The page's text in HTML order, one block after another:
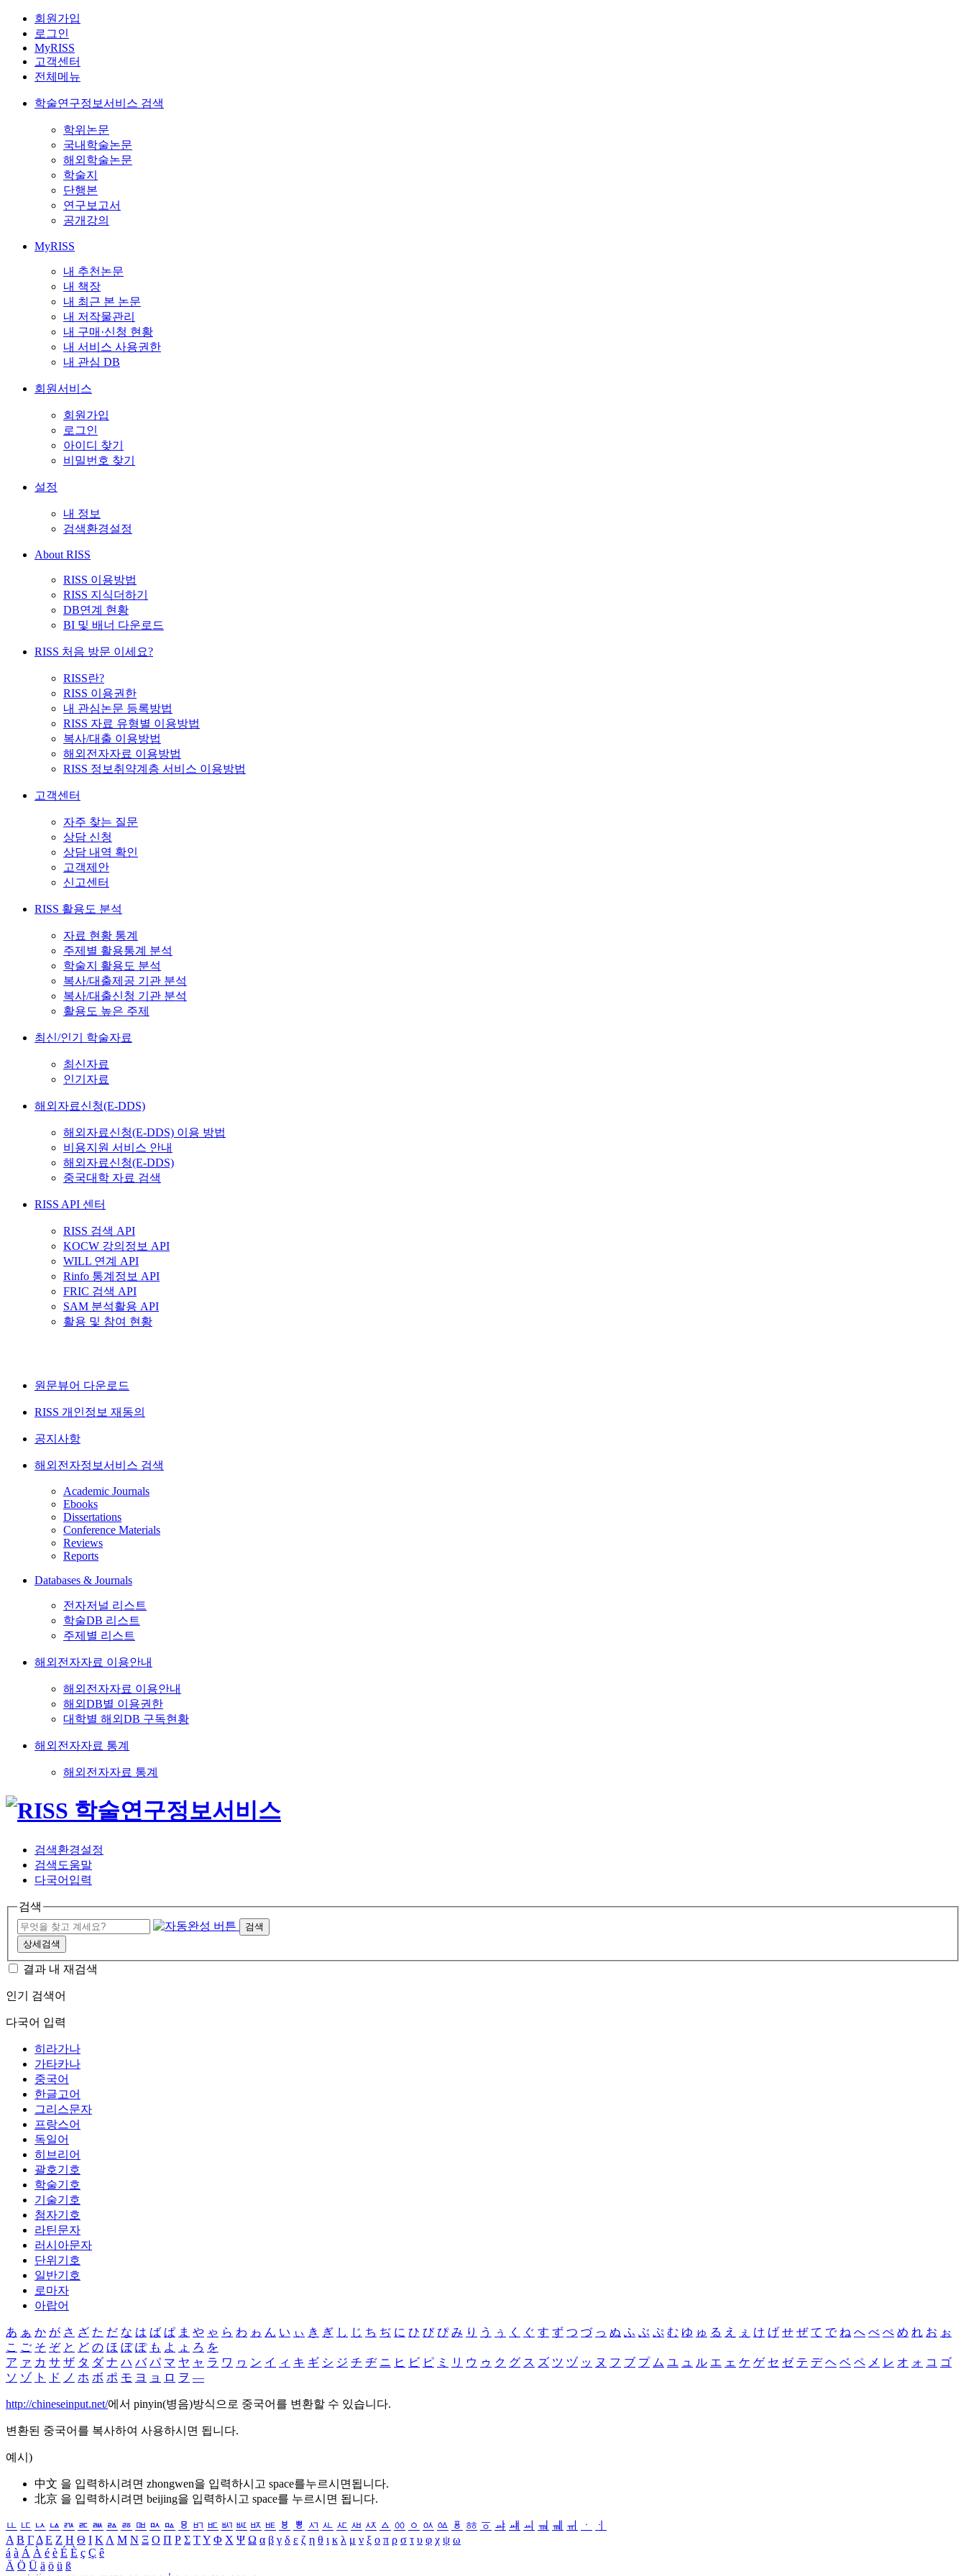
회원가입
로그인
MyRISS
고객센터
전체메뉴
학술연구정보서비스 검색
학위논문
국내학술논문
해외학술논문
학술지
단행본
연구보고서
공개강의
MyRISS
내 추천논문
내 책장
내 최근 본 논문
내 저작물관리
내 구매·신청 현황
내 서비스 사용권한
내 관심 DB
회원서비스
회원가입
로그인
아이디 찾기
비밀번호 찾기
설정
내 정보
검색환경설정
About RISS
RISS 이용방법
RISS 지식더하기
DB연계 현황
BI 및 배너 다운로드
RISS 처음 방문 이세요?
RISS란?
RISS 이용권한
내 관심논문 등록방법
RISS 자료 유형별 이용방법
복사/대출 이용방법
해외전자자료 이용방법
RISS 정보취약계층 서비스 이용방법
고객센터
자주 찾는 질문
상담 신청
상담 내역 확인
고객제안
신고센터
RISS 활용도 분석
자료 현황 통계
주제별 활용통계 분석
학술지 활용도 분석
복사/대출제공 기관 분석
복사/대출신청 기관 분석
활용도 높은 주제
최신/인기 학술자료
최신자료
인기자료
해외자료신청(E-DDS)
해외자료신청(E-DDS) 이용 방법
비용지원 서비스 안내
해외자료신청(E-DDS)
중국대학 자료 검색
RISS API 센터
RISS 검색 API
KOCW 강의정보 API
WILL 연계 API
Rinfo 통계정보 API
FRIC 검색 API
SAM 분석활용 API
활용 및 참여 현황
원문뷰어 다운로드
RISS 개인정보 재동의
공지사항
해외전자정보서비스 검색
Academic Journals
Ebooks
Dissertations
Conference Materials
Reviews
Reports
Databases & Journals
전자저널 리스트
학술DB 리스트
주제별 리스트
해외전자자료 이용안내
해외전자자료 이용안내
해외DB별 이용권한
대학별 해외DB 구독현황
해외전자자료 통계
해외전자자료 통계
검색환경설정
검색도움말
다국어입력
검색
검색
상세검색
결과 내 재검색
인기 검색어
다국어 입력
히라가나
가타카나
중국어
한글고어
그리스문자
프랑스어
독일어
히브리어
괄호기호
학술기호
기술기호
첨자기호
라틴문자
러시아문자
단위기호
일반기호
로마자
아랍어
あ ぁ か が さ ざ た だ な は ば ぱ ま や ゃ ら わ ゎ ん い ぃ き ぎ し じ ち ぢ に ひ び ぴ み り う ぅ く ぐ す ず つ づ っ ぬ ふ ぶ ぷ む ゆ ゅ る え ぇ け げ せ ぜ て で ね へ べ ぺ め れ お ぉ
こ ご そ ぞ と ど の ほ ぼ ぽ も よ ょ ろ を
ア ァ カ サ ザ タ ダ ナ ハ バ パ マ ヤ ャ ラ ワ ヮ ン イ ィ キ ギ シ ジ チ ヂ ニ ヒ ビ ピ ミ リ ウ ゥ ク グ ス ズ ツ ヅ ッ ヌ フ ブ プ ム ユ ュ ル エ ェ ケ ゲ セ ゼ テ デ ヘ ベ ペ メ レ オ ォ コ ゴ
ソ ゾ ト ド ノ ホ ボ ポ モ ヨ ョ ロ ヲ ―
http://chineseinput.net/에서 pinyin(병음)방식으로 중국어를 변환할 수 있습니다.
변환된 중국어를 복사하여 사용하시면 됩니다.
예시)
中文 을 입력하시려면 zhongwen을 입력하시고 space를누르시면됩니다.
北京 을 입력하시려면 beijing을 입력하시고 space를 누르시면 됩니다.
ㅥ ㅦ ㅧ ㅨ ㅩ ㅪ ㅫ ㅬ ㅭ ㅮ ㅯ ㅰ ㅱ ㅲ ㅳ ㅴ ㅵ ㅶ ㅷ ㅸ ㅹ ㅺ ㅻ ㅼ ㅽ ㅾ ㅿ ㆀ ㆁ ㆂ ㆃ ㆄ ㆅ ㆆ ㆇ ㆈ ㆉ ㆊ ㆋ ㆌ ㆍ
ㆎ
Α Β ΓΔ Ε Ζ Η Θ Ι ΚΛ Μ Ν Ξ Ο Π Ρ Σ ΤΥ Φ Χ Ψ Ω α β γ δ ε ζ η θ ι κ λ μ ν ξ ο π ρ σ τ υ φ χ ψ ω
á à Á À é è É È ç Ç ê
Ä Ö Ü ä ö ü ß